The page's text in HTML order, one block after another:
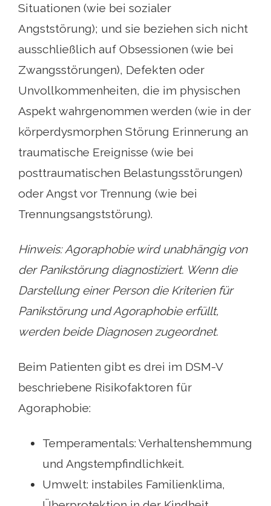
Situationen (wie bei sozialer
Angststörung); und sie beziehen sich nicht
ausschließlich auf Obsessionen (wie bei
Zwangsstörungen), Defekten oder
Unvollkommenheiten, die im physischen
Aspekt wahrgenommen werden (wie in der
körperdysmorphen Störung Erinnerung an
traumatische Ereignisse (wie bei
posttraumatischen Belastungsstörungen)
oder Angst vor Trennung (wie bei
Trennungsangststörung).
Hinweis: Agoraphobie wird unabhängig von
der Panikstörung diagnostiziert. Wenn die
Darstellung einer Person die Kriterien für
Panikstörung und Agoraphobie erfüllt,
werden beide Diagnosen zugeordnet.
Beim Patienten gibt es drei im DSM-V
beschriebene Risikofaktoren für
Agoraphobie:
Temperamentals: Verhaltenshemmung
und Angstempfindlichkeit.
Umwelt: instabiles Familienklima,